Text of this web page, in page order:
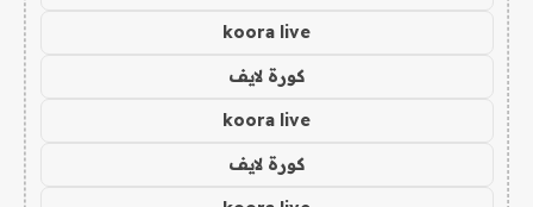
koora live
كورة لايف
koora live
كورة لايف